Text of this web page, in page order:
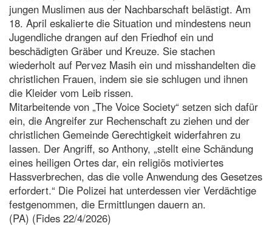
jungen Muslimen aus der Nachbarschaft belästigt. Am
18. April eskalierte die Situation und mindestens neun
Jugendliche drangen auf den Friedhof ein und
beschädigten Gräber und Kreuze. Sie stachen
wiederholt auf Pervez Masih ein und misshandelten die
christlichen Frauen, indem sie sie schlugen und ihnen
die Kleider vom Leib rissen.
Mitarbeitende von „The Voice Society“ setzen sich dafür
ein, die Angreifer zur Rechenschaft zu ziehen und der
christlichen Gemeinde Gerechtigkeit widerfahren zu
lassen. Der Angriff, so Anthony, „stellt eine Schändung
eines heiligen Ortes dar, ein religiös motiviertes
Hassverbrechen, das die volle Anwendung des Gesetzes
erfordert.“ Die Polizei hat unterdessen vier Verdächtige
festgenommen, die Ermittlungen dauern an.
(PA) (Fides 22/4/2026)